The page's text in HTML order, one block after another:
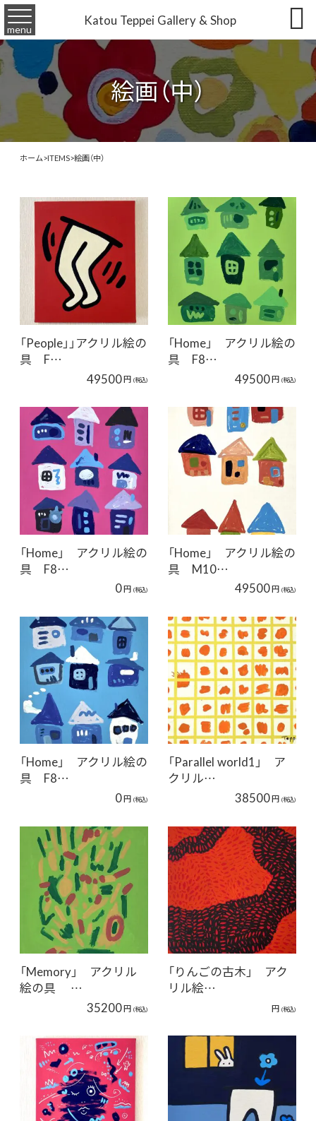
Katou Teppei Gallery & Shop
menu 
絵画（中）
ホーム>ITEMS>絵画（中）
「People」」アクリル絵の
具 F…
49500円 (税込)
「Home」 アクリル絵の
具 F8…
49500円 (税込)
「Home」 アクリル絵の
具 F8…
0円 (税込)
「Home」 アクリル絵の
具 M10…
49500円 (税込)
「Home」 アクリル絵の
具 F8…
0円 (税込)
「Parallel world1」 ア
クリル…
38500円 (税込)
「Memory」 アクリル
絵の具 …
35200円 (税込)
「りんごの古木」 アク
リル絵…
円 (税込)